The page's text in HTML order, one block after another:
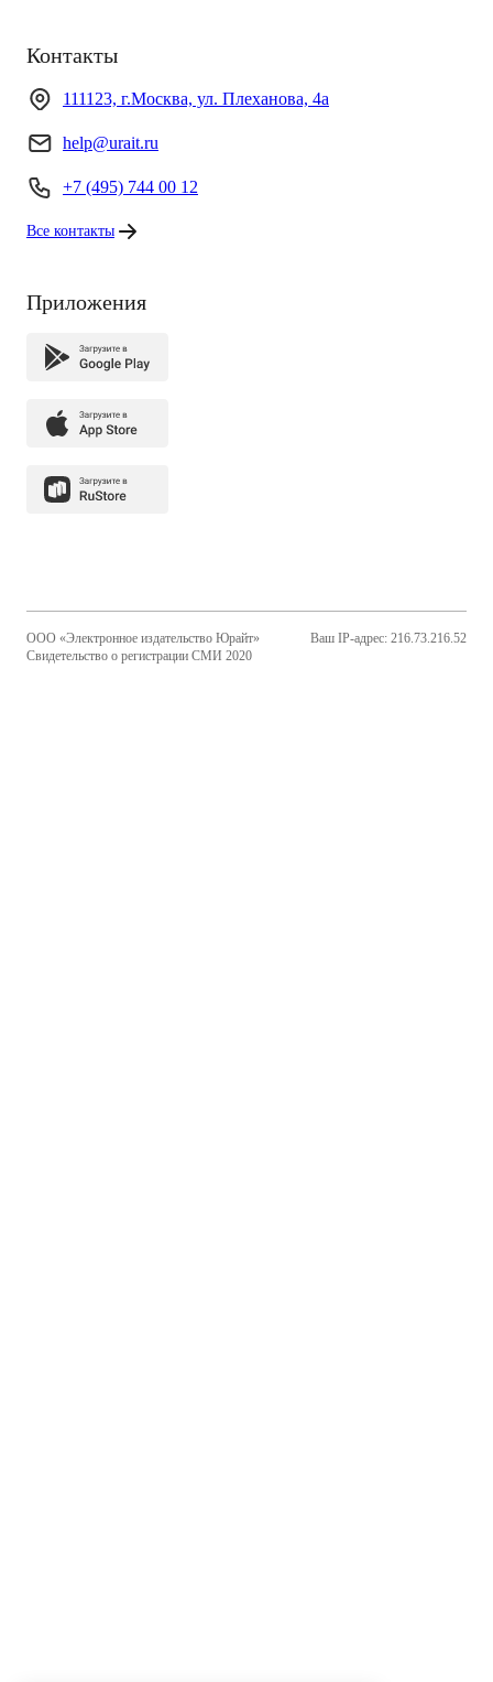
Контакты
111123, г.Москва, ул. Плеханова, 4а
help@urait.ru
+7 (495) 744 00 12
Все контакты
Приложения
ООО «Электронное издательство Юрайт»
Свидетельство о регистрации СМИ 2020
Ваш IP-адрес: 216.73.216.52